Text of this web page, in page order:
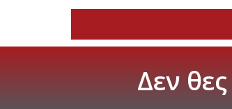
Δενθες